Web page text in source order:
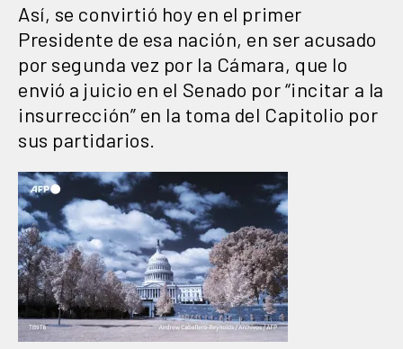
Así, se convirtió hoy en el primer
Presidente de esa nación, en ser acusado
por segunda vez por la Cámara, que lo
envió a juicio en el Senado por “incitar a la
insurrección” en la toma del Capitolio por
sus partidarios.